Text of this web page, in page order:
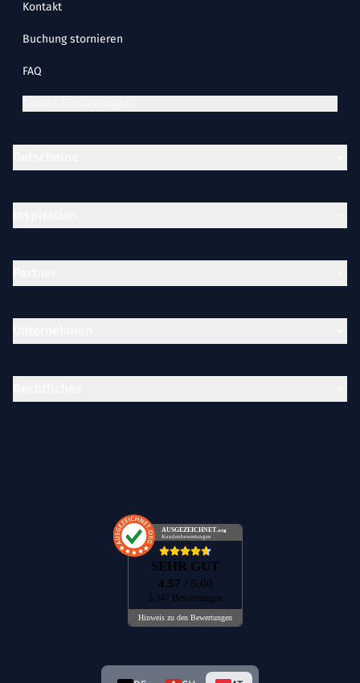
AUSGEZEICHNET .org
Kundenbewertungen
SEHR GUT
4.57 / 5.00
5.347 Bewertungen
Hinweis zu den Bewertungen
Kontakt
Buchung stornieren
FAQ